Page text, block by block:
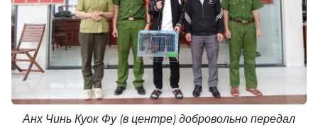
Анх Чинь Куок Фу (в центре) добровольно передал